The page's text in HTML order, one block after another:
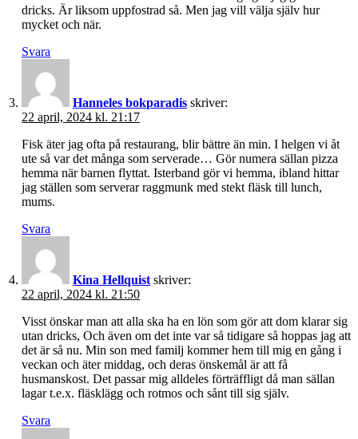
dricks. Är liksom uppfostrad så. Men jag vill välja själv hur
mycket och när.
Svara
Hanneles bokparadis skriver:
22 april, 2024 kl. 21:17
Fisk äter jag ofta på restaurang, blir bättre än min. I helgen vi åt
ute så var det många som serverade… Gör numera sällan pizza
hemma när barnen flyttat. Isterband gör vi hemma, ibland hittar
jag ställen som serverar raggmunk med stekt fläsk till lunch,
mums.
Svara
Kina Hellquist skriver:
22 april, 2024 kl. 21:50
Visst önskar man att alla ska ha en lön som gör att dom klarar sig
utan dricks, Och även om det inte var så tidigare så hoppas jag att
det är så nu. Min son med familj kommer hem till mig en gång i
veckan och äter middag, och deras önskemål är att få
husmanskost. Det passar mig alldeles förträffligt då man sällan
lagar t.e.x. fläsklägg och rotmos och sånt till sig själv.
Svara